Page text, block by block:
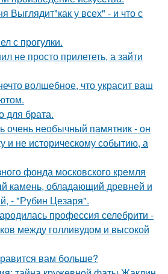
Выглядит"как у всех" - и что с
с прогулки.
не просто прилететь, а зайти
волшебное, что украсит ваш
для брата.
очень необычный памятник - он
и не историческому событию, а
фонда московского кремля
камень, обладающий древней и
- "Рубин Цезаря".
профессия селебрити -
между голливудом и высокой
вам больше?